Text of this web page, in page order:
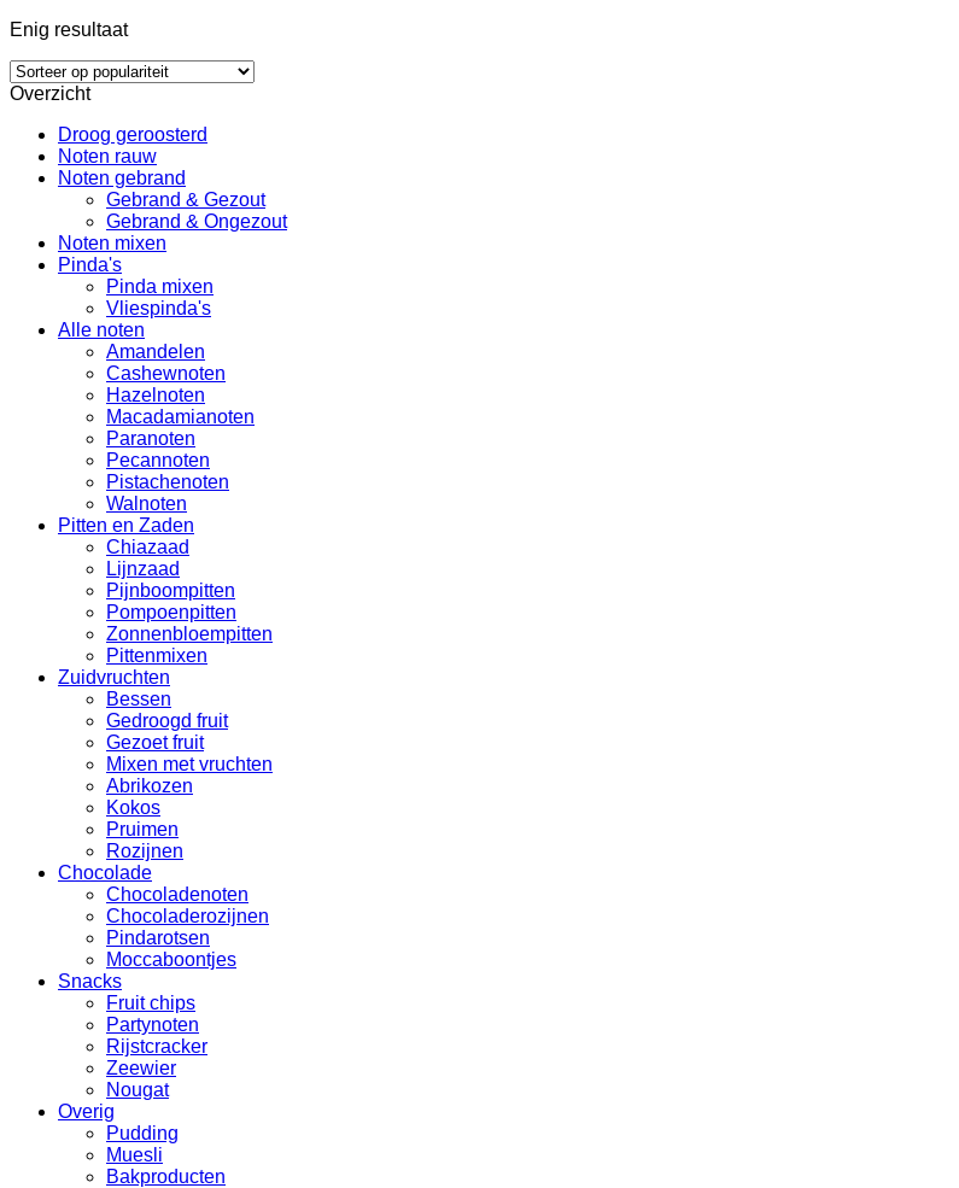
Enig resultaat
Overzicht
Droog geroosterd
Noten rauw
Noten gebrand
Gebrand & Gezout
Gebrand & Ongezout
Noten mixen
Pinda's
Pinda mixen
Vliespinda's
Alle noten
Amandelen
Cashewnoten
Hazelnoten
Macadamianoten
Paranoten
Pecannoten
Pistachenoten
Walnoten
Pitten en Zaden
Chiazaad
Lijnzaad
Pijnboompitten
Pompoenpitten
Zonnenbloempitten
Pittenmixen
Zuidvruchten
Bessen
Gedroogd fruit
Gezoet fruit
Mixen met vruchten
Abrikozen
Kokos
Pruimen
Rozijnen
Chocolade
Chocoladenoten
Chocoladerozijnen
Pindarotsen
Moccaboontjes
Snacks
Fruit chips
Partynoten
Rijstcracker
Zeewier
Nougat
Overig
Pudding
Muesli
Bakproducten